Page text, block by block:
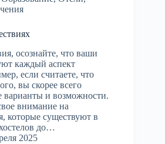
осознайте, что ваши
каждый аспект
если считаете, что
вы скорее всего
варианты и возможности.
внимание на
которые существуют в
до…
2025